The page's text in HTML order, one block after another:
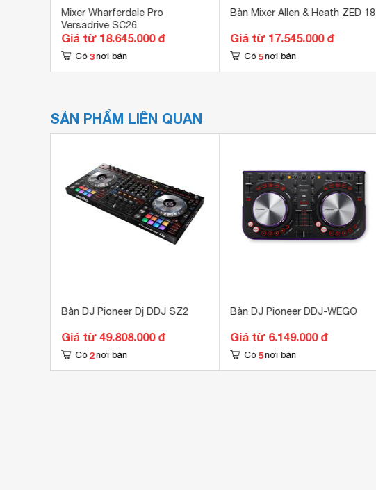
Mixer Wharferdale Pro
Versadrive SC26
Giá từ 18.645.000 đ
Có 3 nơi bán
Bàn Mixer Allen & Heath ZED 18
Giá từ 17.545.000 đ
Có 5 nơi bán
SẢN PHẨM LIÊN QUAN
Bàn DJ Pioneer Dj DDJ SZ2
Giá từ 49.808.000 đ
Có 2 nơi bán
Bàn DJ Pioneer DDJ-WEGO
Giá từ 6.149.000 đ
Có 5 nơi bán